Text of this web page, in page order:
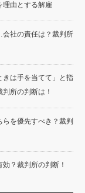
理由とする解雇
会社の責任は？裁判所
きは手を当てて」と指
所の判断は！
を優先すべき？裁判
？裁判所の判断！